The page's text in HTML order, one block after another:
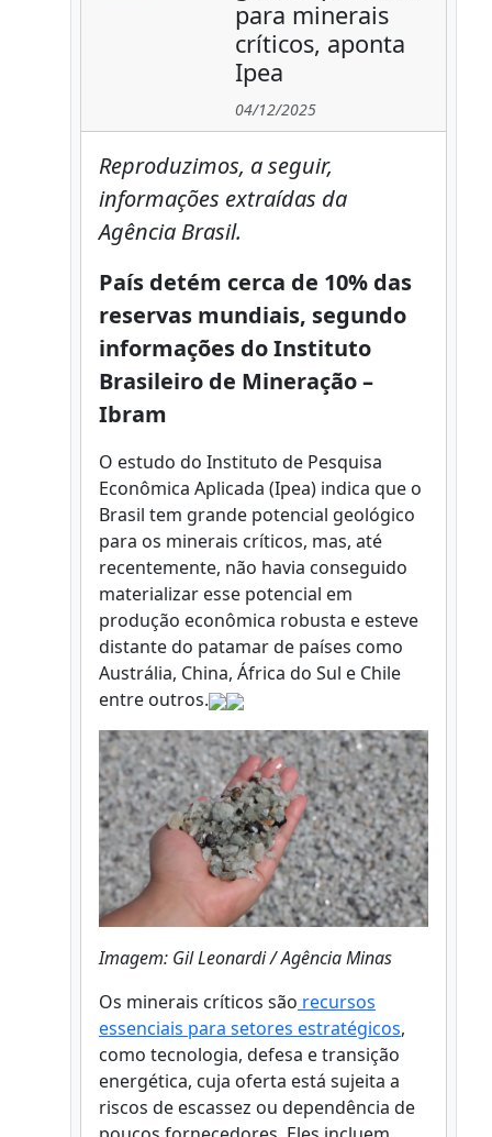
para minerais
críticos, aponta
Ipea
04/12/2025
Reproduzimos, a seguir,
informações extraídas da
Agência Brasil.
País detém cerca de 10% das
reservas mundiais, segundo
informações do Instituto
Brasileiro de Mineração –
Ibram
O estudo do Instituto de Pesquisa
Econômica Aplicada (Ipea) indica que o
Brasil tem grande potencial geológico
para os minerais críticos, mas, até
recentemente, não havia conseguido
materializar esse potencial em
produção econômica robusta e esteve
distante do patamar de países como
Austrália, China, África do Sul e Chile
entre outros.
Imagem: Gil Leonardi / Agência Minas
Os minerais críticos são recursos
essenciais para setores estratégicos,
como tecnologia, defesa e transição
energética, cuja oferta está sujeita a
riscos de escassez ou dependência de